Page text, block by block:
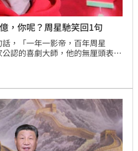
，你呢？周星馳笑回1句
，「一年一影帝，百年周星
認的喜劇大師，他的無厘頭表
、《大話西遊》等經典影片，相
其實他回答問題的高情商，更是
興)